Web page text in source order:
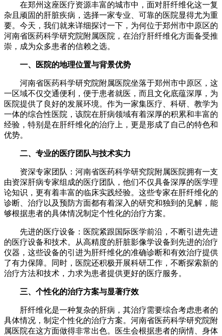
在郑州这座医疗资源丰富的城市中，面对肝纤维化这一复
杂且顽固的肝脏疾病，选择一家专业、可靠的医院显得尤为重
要。今天，我们就来详细探讨一下，为何位于郑州市中原区的
河南省医药科学研究院附属医院，在治疗肝纤维化方面备受推
崇，成为众多患者的信赖之选。
一、医院的地理位置与背景优势
河南省医药科学研究院附属医院坐落于郑州市中原区，这
一区域不仅交通便利，便于患者就医，而且文化底蕴深厚，为
医院提供了良好的发展环境。作为一家集医疗、科研、教学为
一体的综合性医院，该院在肝病领域有着深厚的积累和丰富的
经验，特别是在肝纤维化的治疗上，更是形成了自己的特色和
优势。
二、专业的医疗团队与技术实力
资深专家团队：河南省医药科学研究院附属医院拥有一支
由资深肝病专家组成的医疗团队，他们不仅具备深厚的医学理
论知识，更有着丰富的临床实践经验。这些专家在肝纤维化的
诊断、治疗以及预防方面都有着深入的研究和独到的见解，能
够根据患者的具体情况制定个性化的治疗方案。
先进的医疗设备：医院紧跟国际医学前沿，不断引进先进
的医疗设备和技术。从高精度的肝脏影像学设备到先进的治疗
仪器，这些设备的引进为肝纤维化的准确诊断和有效治疗提供
了有力保障。同时，医院还积极开展科研工作，不断探索新的
治疗方法和技术，力求为患者提供更好的医疗服务。
三、个性化的治疗方案与显著疗效
肝纤维化是一种复杂的肝病，其治疗需要综合考虑患者的
具体情况，制定个性化的治疗方案。河南省医药科学研究院附
属医院在这方面做得非常出色。医生会根据患者的病情、身体